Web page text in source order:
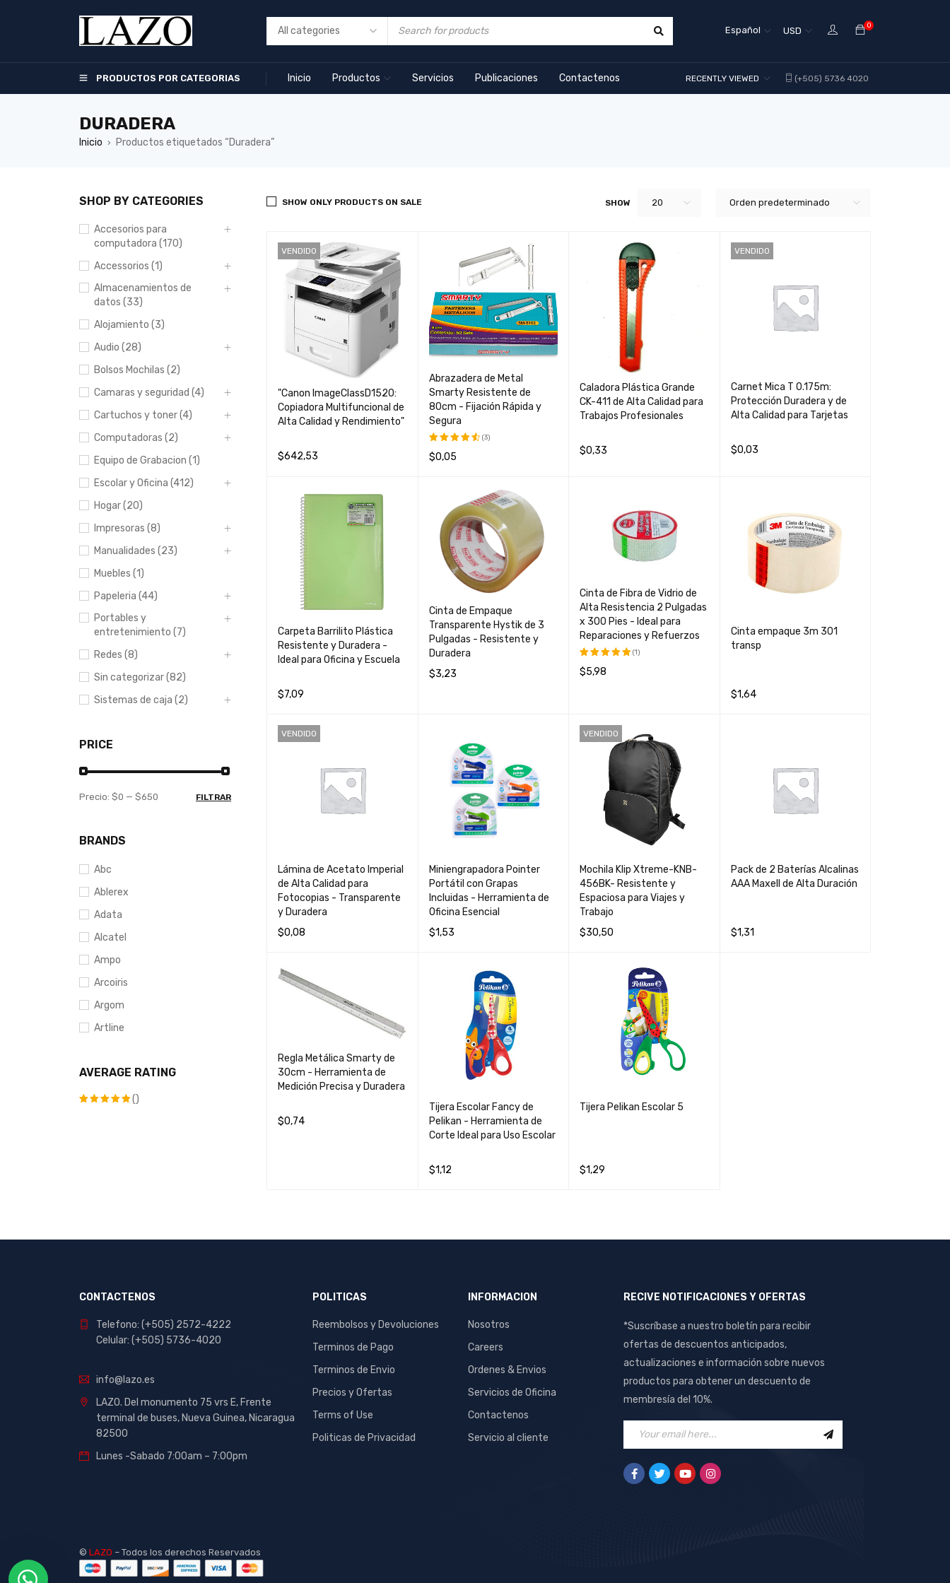
0
USD
Español
PRODUCTOS POR CATEGORIAS Inicio Productos Servicios Publicaciones Contactenos (+505) 5736 4020
RECENTLY VIEWED
DURADERA
Inicio › Productos etiquetados “Duradera”
SHOP BY CATEGORIES
Accesorios para
computadora (170)
Accessorios (1)
Almacenamientos de
datos (33)
Alojamiento (3)
Audio (28)
Bolsos Mochilas (2)
Camaras y seguridad (4)
Cartuchos y toner (4)
Computadoras (2)
Equipo de Grabacion (1)
Escolar y Oficina (412)
Hogar (20)
Impresoras (8)
Manualidades (23)
Muebles (1)
Papeleria (44)
Portables y
entretenimiento (7)
Redes (8)
Sin categorizar (82)
Sistemas de caja (2)
PRICE
FILTRAR
Precio: $0 — $650
BRANDS
Abc
Ablerex
Adata
Alcatel
Ampo
Arcoiris
Argom
Artline
Azor
Barrilito
Claro
Dahua
Delta
Epson
erich krause
Et2c
Gbc
Honeywell
AVERAGE RATING
()
Orden predeterminado
SHOW 20
SHOW ONLY PRODUCTS ON SALE
VENDIDO
"Canon ImageClassD1520:
Copiadora Multifuncional de
Alta Calidad y Rendimiento"
$642,53
Abrazadera de Metal
Smarty Resistente de
80cm - Fijación Rápida y
Segura
Valorado
(3)
$0,05
VIEW
Caladora Plástica Grande
CK-411 de Alta Calidad para
Trabajos Profesionales
$0,33
VENDIDO
Carnet Mica T 0.175m:
Protección Duradera y de
Alta Calidad para Tarjetas
$0,03
Carpeta Barrilito Plástica
Resistente y Duradera -
Ideal para Oficina y Escuela
$7,09
O
Cinta de Empaque
Transparente Hystik de 3
Pulgadas - Resistente y
Duradera
$3,23
Cinta de Fibra de Vidrio de
Alta Resistencia 2 Pulgadas
x 300 Pies - Ideal para
Reparaciones y Refuerzos
Valorado
(1)
$5,98
Cinta empaque 3m 301
transp
$1,64
VENDIDO
Lámina de Acetato Imperial
de Alta Calidad para
Fotocopias - Transparente
y Duradera
$0,08
Miniengrapadora Pointer
Portátil con Grapas
Incluidas - Herramienta de
Oficina Esencial
$1,53
VENDIDO
Mochila Klip Xtreme-KNB-
456BK- Resistente y
Espaciosa para Viajes y
Trabajo
$30,50
Pack de 2 Baterías Alcalinas
AAA Maxell de Alta Duración
$1,31
Regla Metálica Smarty de
30cm - Herramienta de
Medición Precisa y Duradera
$0,74
Tijera Escolar Fancy de
Pelikan - Herramienta de
Corte Ideal para Uso Escolar
$1,12
Tijera Pelikan Escolar 5
$1,29
CONTACTENOS
Telefono: (+505) 2572-4222
Celular: (+505) 5736-4020
info@lazo.es
LAZO. Del monumento 75 vrs E, Frente
terminal de buses, Nueva Guinea, Nicaragua
82500
Lunes -Sabado 7:00am – 7:00pm
POLITICAS
Reembolsos y Devoluciones
Terminos de Pago
Terminos de Envio
Precios y Ofertas
Terms of Use
Politicas de Privacidad
INFORMACION
Nosotros
Careers
Ordenes & Envios
Servicios de Oficina
Contactenos
Servicio al cliente
RECIVE NOTIFICACIONES Y OFERTAS
*Suscríbase a nuestro boletín para recibir
ofertas de descuentos anticipados,
actualizaciones e información sobre nuevos
productos para obtener un descuento de
membresía del 10%.
© LAZO – Todos los derechos Reservados